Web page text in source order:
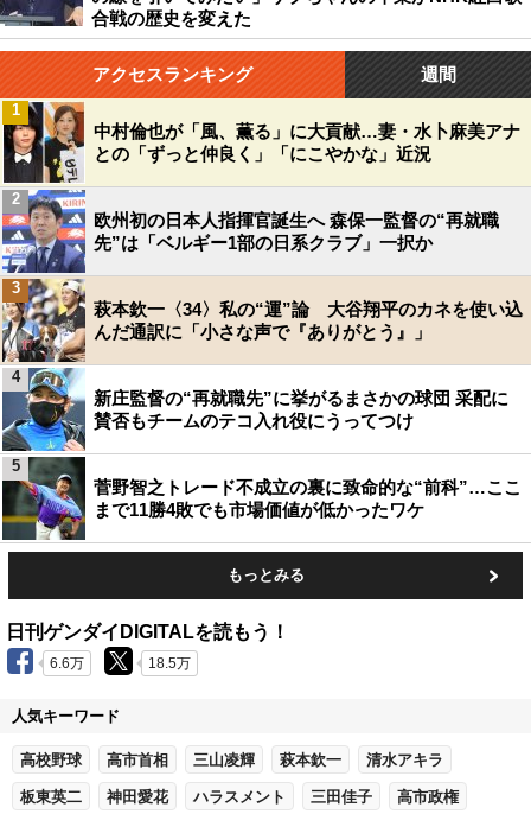
合戦の歴史を変えた
アクセスランキング 週間
中村倫也が「風、薫る」に大貢献…妻・水卜麻美アナ
との「ずっと仲良く」「にこやかな」近況
1
欧州初の日本人指揮官誕生へ 森保一監督の“再就職
先”は「ベルギー1部の日系クラブ」一択か
2
萩本欽一〈34〉私の“運”論 大谷翔平のカネを使い込
んだ通訳に「小さな声で『ありがとう』」
3
新庄監督の“再就職先”に挙がるまさかの球団 采配に
賛否もチームのテコ入れ役にうってつけ
4
菅野智之トレード不成立の裏に致命的な“前科”…ここ
まで11勝4敗でも市場価値が低かったワケ
5
もっとみる
日刊ゲンダイDIGITALを読もう！
6.6万 18.5万
人気キーワード
高校野球 高市首相 三山凌輝 萩本欽一 清水アキラ
板東英二 神田愛花 ハラスメント 三田佳子 高市政権